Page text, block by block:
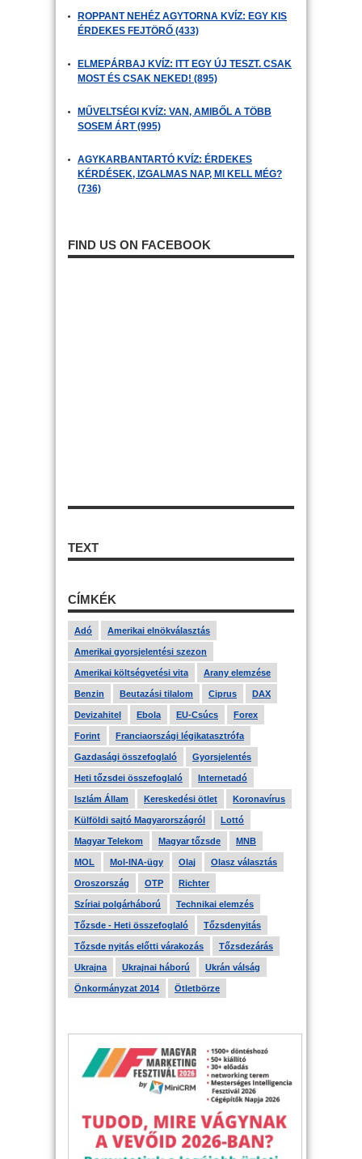
ROPPANT NEHÉZ AGYTORNA KVÍZ: EGY KIS
ÉRDEKES FEJTÖRŐ (433)
ELMEPÁRBAJ KVÍZ: ITT EGY ÚJ TESZT. CSAK
MOST ÉS CSAK NEKED! (895)
MŰVELTSÉGI KVÍZ: VAN, AMIBŐL A TÖBB
SOSEM ÁRT (995)
AGYKARBANTARTÓ KVÍZ: ÉRDEKES
KÉRDÉSEK, IZGALMAS NAP, MI KELL MÉG?
(736)
FIND US ON FACEBOOK
TEXT
CÍMKÉK
Adó Amerikai elnökválasztás
Amerikai gyorsjelentési szezon
Amerikai költségvetési vita Arany elemzése
Benzin Beutazási tilalom Ciprus DAX
Devizahitel Ebola EU-Csúcs Forex
Forint Franciaországi légikatasztrófa
Gazdasági összefoglaló Gyorsjelentés
Heti tőzsdei összefoglaló Internetadó
Iszlám Állam Kereskedési ötlet Koronavírus
Külföldi sajtó Magyarországról Lottó
Magyar Telekom Magyar tőzsde MNB
MOL Mol-INA-ügy Olaj Olasz választás
Oroszország OTP Richter
Szíriai polgárháború Technikai elemzés
Tőzsde - Heti összefoglaló Tőzsdenyitás
Tőzsde nyitás előtti várakozás Tőzsdezárás
Ukrajna Ukrajnai háború Ukrán válság
Önkormányzat 2014 Ötletbörze